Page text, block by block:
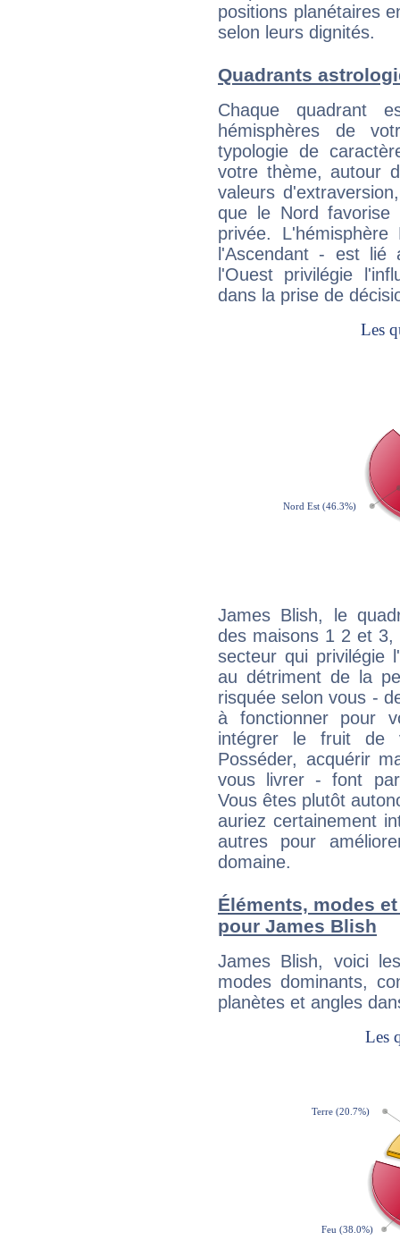
positions planétaires
selon leurs dignités.
Quadrants
Chaque quadrant
hémisphères de
typologie de
votre thème, autour
valeurs
que le Nord favorise
privée.
l'Ascendant - est
l'Ouest privilégie
dans la prise de
James Blish, le
des maisons 1 2 et
secteur qui privilégie
au détriment de la
risquée selon vous -
à fonctionner pour
intégrer le fruit de
Posséder, acquérir
vous livrer - font
Vous êtes plutôt
auriez certainement
autres pour
domaine.
Éléments, modes
pour James Blish
James Blish, voici
modes dominants,
planètes et angles